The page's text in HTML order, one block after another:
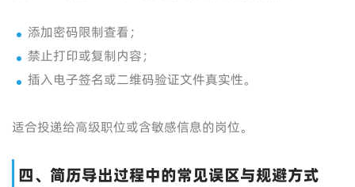
添加密码限制查看；
禁止打印或复制内容；
插入电子签名或二维码验证文件真实性。
适合投递给高级职位或含敏感信息的岗位。
四、简历导出过程中的常见误区与规避方式